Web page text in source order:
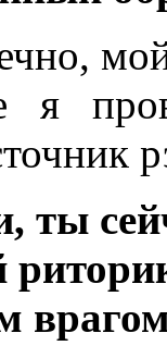
мой
я
ты